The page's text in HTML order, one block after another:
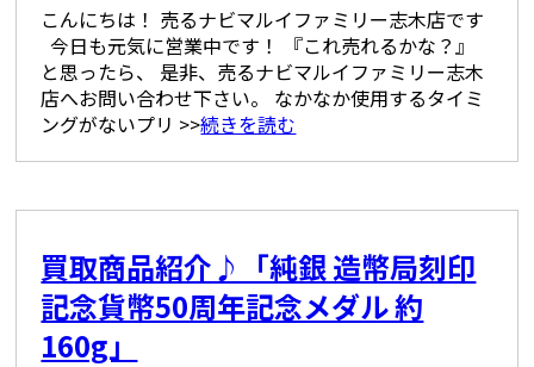
こんにちは！ 売るナビマルイファミリー志木店です
今日も元気に営業中です！ 『これ売れるかな？』
と思ったら、 是非、売るナビマルイファミリー志木
店へお問い合わせ下さい。 なかなか使用するタイミ
ングがないプリ >>続きを読む
買取商品紹介♪「純銀 造幣局刻印
記念貨幣50周年記念メダル 約
160g」